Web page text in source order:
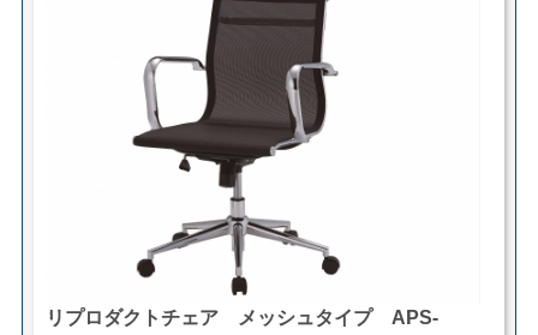
リプロダクトチェア メッシュタイプ APS-